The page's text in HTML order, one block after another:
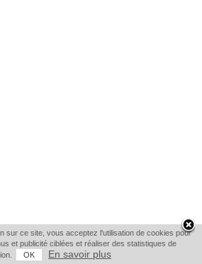
sur ce site, vous acceptez l'utilisation de cookies pour
et publicité ciblées et réaliser des statistiques de
OK En savoir plus